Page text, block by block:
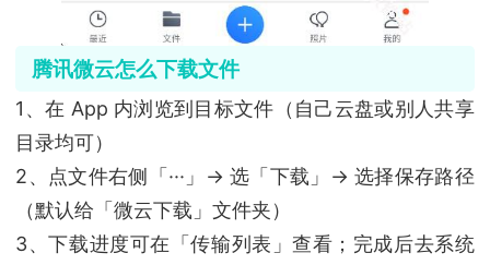
腾讯微云怎么下载文件
1、在 App 内浏览到目标文件（自己云盘或别人共享
目录均可）
2、点文件右侧「···」→ 选「下载」→ 选择保存路径
（默认给「微云下载」文件夹）
3、下载进度可在「传输列表」查看；完成后去系统